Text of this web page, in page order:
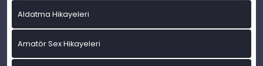
Aldatma Hikayeleri
Amatör Sex Hikayeleri